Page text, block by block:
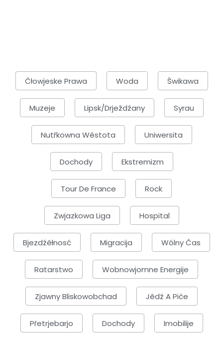
Čłowjeske Prawa Woda Šwikawa
Muzeje Lipsk/Drježdźany Syrau
Nutřkowna Wěstota Uniwersita
Dochody Ekstremizm
Tour De France Rock
Zwjazkowa Liga Hospital
Bjezdźěłnosć Migracija Wólny Čas
Ratarstwo Wobnowjomne Energije
Zjawny Bliskowobchad Jědź A Piće
Přetrjebarjo Dochody Imobilije